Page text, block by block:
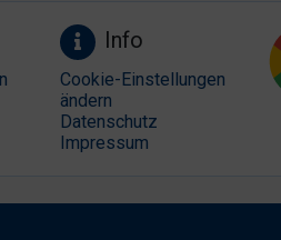
Info
Cookie-Einstellungen
ändern
Datenschutz
Impressum